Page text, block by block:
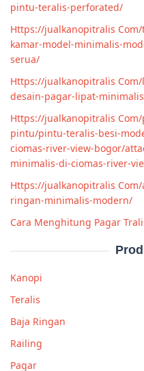
pintu-teralis-perforated/
Https://jualkanopitralis
kamar-model-minimalis-
serua/
Https://jualkanopitralis
desain-pagar-lipat-
Https://jualkanopitralis
pintu/pintu-teralis-besi-
ciomas-river-view-bogor/
minimalis-di-ciomas-river-
Https://jualkanopitralis
ringan-minimalis-modern/
Cara Menghitung Pagar
Kanopi
Teralis
Baja Ringan
Railing
Pagar